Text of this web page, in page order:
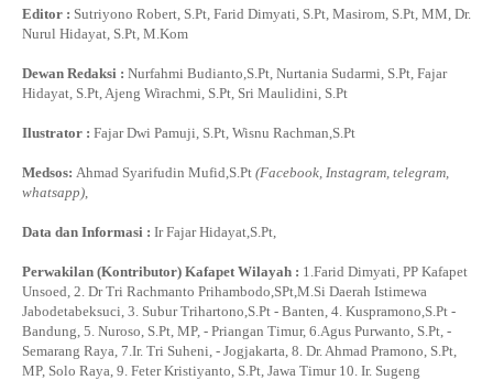
Editor : Sutriyono Robert, S.Pt, Farid Dimyati, S.Pt, Masirom, S.Pt, MM, Dr.
Nurul Hidayat, S.Pt, M.Kom
Dewan Redaksi : Nurfahmi Budianto,S.Pt, Nurtania Sudarmi, S.Pt, Fajar
Hidayat, S.Pt, Ajeng Wirachmi, S.Pt, Sri Maulidini, S.Pt
Ilustrator : Fajar Dwi Pamuji, S.Pt, Wisnu Rachman,S.Pt
Medsos: Ahmad Syarifudin Mufid,S.Pt (Facebook, Instagram, telegram,
whatsapp),
Data dan Informasi : Ir Fajar Hidayat,S.Pt,
Perwakilan (Kontributor) Kafapet Wilayah : 1.Farid Dimyati, PP Kafapet
Unsoed, 2. Dr Tri Rachmanto Prihambodo,SPt,M.Si Daerah Istimewa
Jabodetabeksuci, 3. Subur Trihartono,S.Pt - Banten, 4. Kuspramono,S.Pt -
Bandung, 5. Nuroso, S.Pt, MP, - Priangan Timur, 6.Agus Purwanto, S.Pt, -
Semarang Raya, 7.Ir. Tri Suheni, - Jogjakarta, 8. Dr. Ahmad Pramono, S.Pt,
MP, Solo Raya, 9. Feter Kristiyanto, S.Pt, Jawa Timur 10. Ir. Sugeng